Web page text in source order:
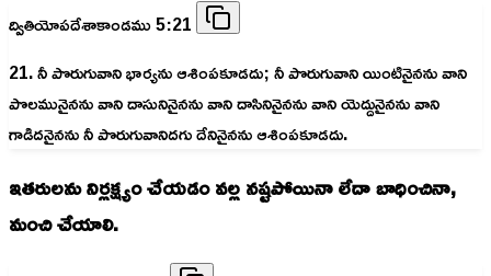
ద్వితియోపదేశాకాండము 5:21
21. నీ పొరుగువాని భార్యను ఆశింపకూడదు; నీ పొరుగువాని యింటినైనను వాని
పొలమునైనను వాని దాసునినైనను వాని దాసినినైనను వాని యెద్దునైనను వాని
గాడిదనైనను నీ పొరుగువానిదగు దేనినైనను ఆశింపకూడదు.
ఇతరులను నిర్లక్ష్యం చేయడం వల్ల నష్టపోయినా లేదా బాధించినా,
మంచి చేయాలి.